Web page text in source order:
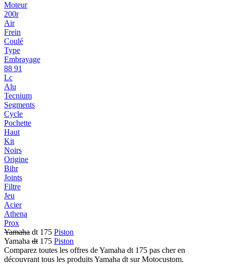
Moteur
200r
Air
Frein
Coulé
Type
Embrayage
88 91
Lc
Alu
Tecnium
Segments
Cycle
Pochette
Haut
Kit
Noirs
Origine
Bihr
Joints
Filtre
Jeu
Acier
Athena
Prox
Yamaha dt 175 Piston
Yamaha dt 175 Piston
Comparez toutes les offres de Yamaha dt 175 pas cher en
découvrant tous les produits Yamaha dt sur Motocustom.